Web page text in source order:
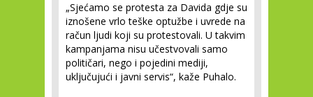
„Sjećamo se protesta za Davida gdje su
iznošene vrlo teške optužbe i uvrede na
račun ljudi koji su protestovali. U takvim
kampanjama nisu učestvovali samo
političari, nego i pojedini mediji,
uključujući i javni servis“, kaže Puhalo.